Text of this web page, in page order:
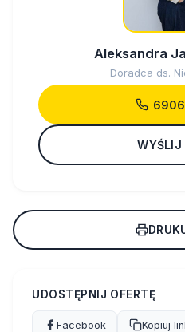
Aleksandra
Doradca ds.
WYŚLIJ
UDOSTĘPNIJ OFERTĘ
Facebook Kopiuj